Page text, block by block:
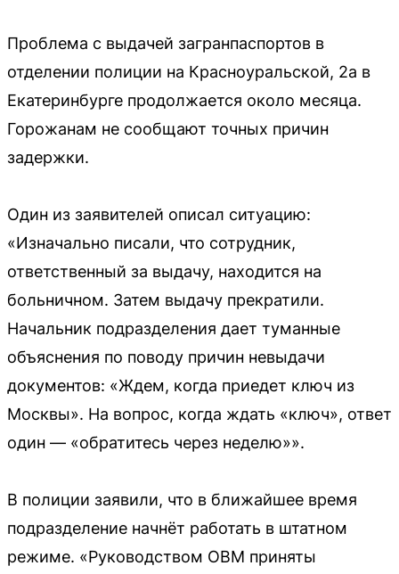
Проблема с выдачей загранпаспортов в
отделении полиции на Красноуральской, 2а в
Екатеринбурге продолжается около месяца.
Горожанам не сообщают точных причин
задержки.
Один из заявителей описал ситуацию:
«Изначально писали, что сотрудник,
ответственный за выдачу, находится на
больничном. Затем выдачу прекратили.
Начальник подразделения дает туманные
объяснения по поводу причин невыдачи
документов: «Ждем, когда приедет ключ из
Москвы». На вопрос, когда ждать «ключ», ответ
один — «обратитесь через неделю»».
В полиции заявили, что в ближайшее время
подразделение начнёт работать в штатном
режиме. «Руководством ОВМ приняты